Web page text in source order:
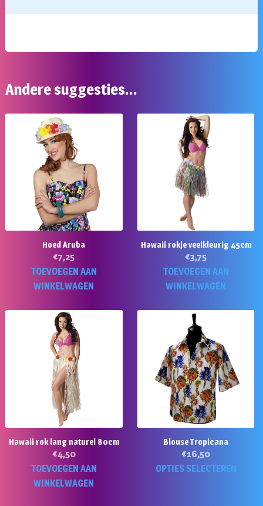
Andere suggesties…
Hoed Aruba
€7,25
TOEVOEGEN AAN
WINKELWAGEN
Hawaii rokje veelkleurig 45cm
€3,75
TOEVOEGEN AAN
WINKELWAGEN
Hawaii rok lang naturel 80cm
€4,50
TOEVOEGEN AAN
WINKELWAGEN
Blouse Tropicana
€16,50
OPTIES SELECTEREN